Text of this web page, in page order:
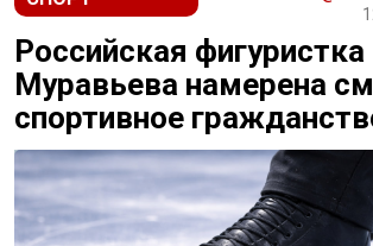
Российская фигуристка
Муравьева намерена
спортивное